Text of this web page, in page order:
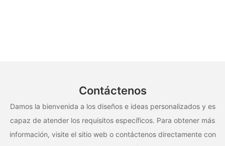
Contáctenos
Damos la bienvenida a los diseños e ideas personalizados y es
capaz de atender los requisitos específicos. Para obtener más
información, visite el sitio web o contáctenos directamente con